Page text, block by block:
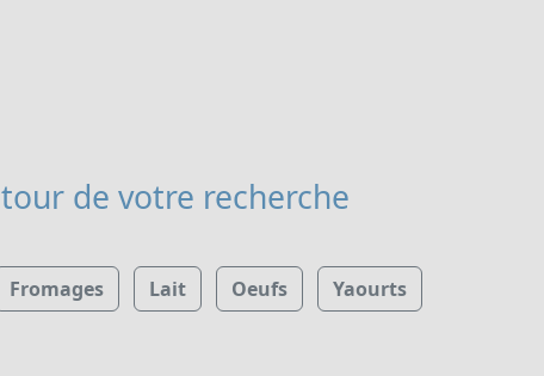
de votre recherche
Fromages Lait Oeufs Yaourts